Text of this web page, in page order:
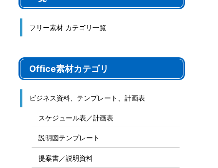
フリー素材 カテゴリ一覧
Office素材カテゴリ
ビジネス資料、テンプレート、計画表
スケジュール表／計画表
説明図テンプレート
提案書／説明資料